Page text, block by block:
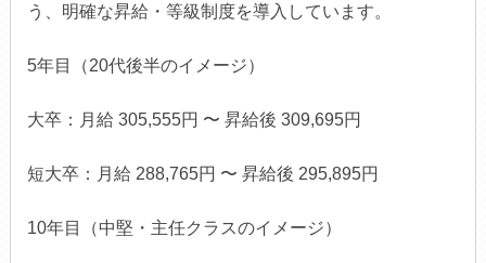
う、明確な昇給・等級制度を導入しています。
5年目（20代後半のイメージ）
大卒：月給 305,555円 〜 昇給後 309,695円
短大卒：月給 288,765円 〜 昇給後 295,895円
10年目（中堅・主任クラスのイメージ）